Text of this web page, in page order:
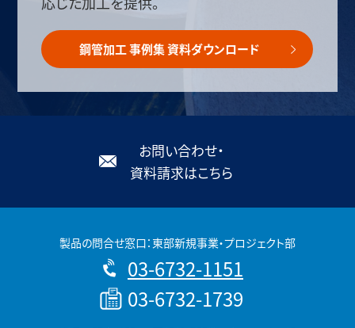
鋼管加工 事例集 資料ダウンロード
お問い合わせ・
資料請求はこちら
製品の問合せ窓口：東部新規事業・プロジェクト部
03-6732-1151
03-6732-1739